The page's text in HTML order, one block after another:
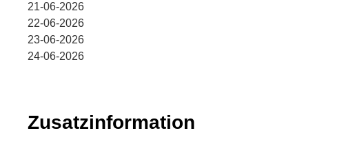
21-06-2026
22-06-2026
23-06-2026
24-06-2026
Zusatzinformation